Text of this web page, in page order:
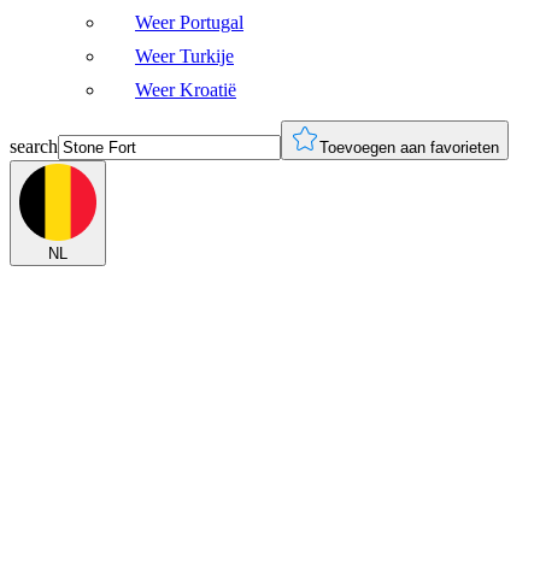
Weer Portugal
Weer Turkije
Weer Kroatië
search Toevoegen aan favorieten
NL